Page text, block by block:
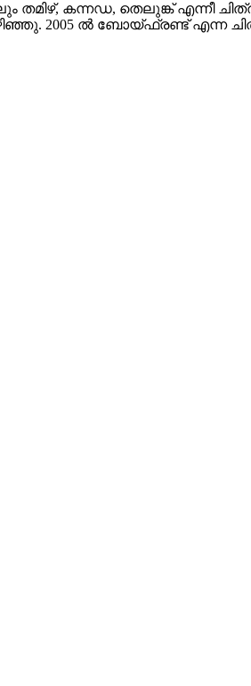
തമിഴ്, കന്നഡ, തെലുങ്ക് എന്നീ
2005 ൽ ബോയ്ഫ്രണ്ട് എന്ന